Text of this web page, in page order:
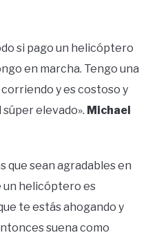
si pago un helicóptero
en marcha. Tengo una
y es costoso y
elevado». Michael
que sean agradables en
un helicóptero es
te estás ahogando y
suena como